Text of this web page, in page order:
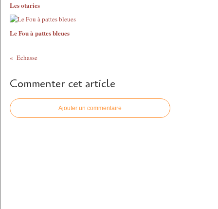
Les otaries
Le Fou à pattes bleues
Echasse
Commenter cet article
Ajouter un commentaire